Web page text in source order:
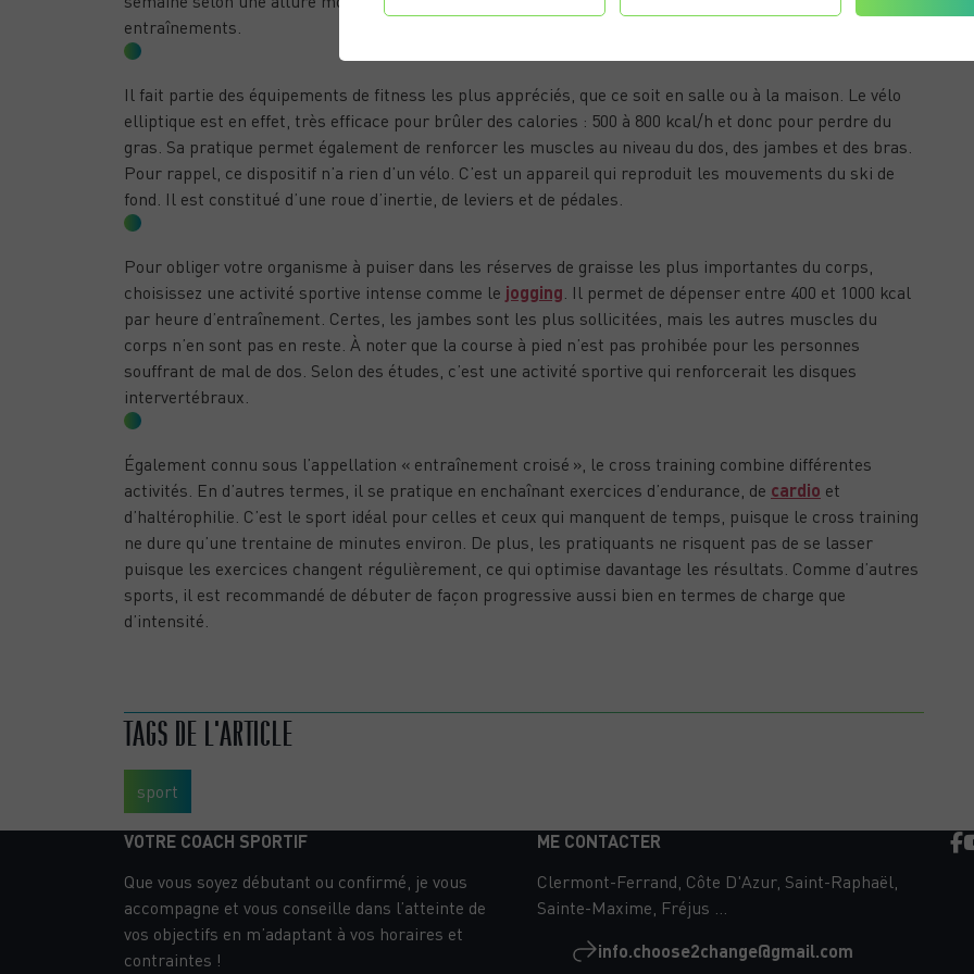
entraînements.
Il fait partie des équipements de fitness les plus appréciés, que ce soit en salle ou à la maison. Le vélo
elliptique est en effet, très efficace pour brûler des calories : 500 à 800 kcal/h et donc pour perdre du
gras. Sa pratique permet également de renforcer les muscles au niveau du dos, des jambes et des bras.
Pour rappel, ce dispositif n’a rien d’un vélo. C’est un appareil qui reproduit les mouvements du ski de
fond. Il est constitué d’une roue d’inertie, de leviers et de pédales.
Pour obliger votre organisme à puiser dans les réserves de graisse les plus importantes du corps,
choisissez une activité sportive intense comme le jogging . Il permet de dépenser entre 400 et 1000 kcal
par heure d’entraînement. Certes, les jambes sont les plus sollicitées, mais les autres muscles du
corps n’en sont pas en reste. À noter que la course à pied n’est pas prohibée pour les personnes
souffrant de mal de dos. Selon des études, c’est une activité sportive qui renforcerait les disques
intervertébraux.
Également connu sous l’appellation « entraînement croisé », le cross training combine différentes
activités. En d’autres termes, il se pratique en enchaînant exercices d’endurance, de cardio et
d’haltérophilie. C’est le sport idéal pour celles et ceux qui manquent de temps, puisque le cross training
ne dure qu’une trentaine de minutes environ. De plus, les pratiquants ne risquent pas de se lasser
puisque les exercices changent régulièrement, ce qui optimise davantage les résultats. Comme d’autres
sports, il est recommandé de débuter de façon progressive aussi bien en termes de charge que
d’intensité.
TAGS DE L'ARTICLE
sport
VOTRE COACH SPORTIF
Que vous soyez débutant ou confirmé, je vous
accompagne et vous conseille dans l’atteinte de
vos objectifs en m’adaptant à vos horaires et
contraintes !
ME CONTACTER
Clermont-Ferrand, Côte D'Azur, Saint-Raphaël,
Sainte-Maxime, Fréjus ...
info.choose2change@gmail.com